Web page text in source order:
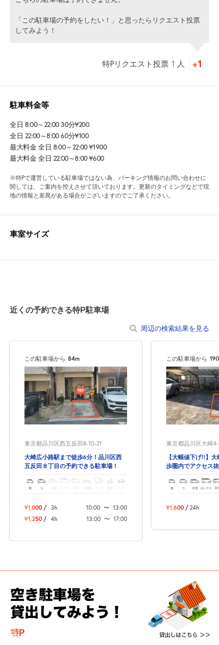
「この駐車場の予約をしたい！」と思ったらリクエスト投票
してみよう！
特Pリクエスト投票 1 人
駐車料金等
全日 8:00～22:00 30分¥200
全日 22:00～8:00 60分¥100
最大料金 全日 8:00～22:00 ¥1900
最大料金 全日 22:00～8:00 ¥600
※特Pで運営している駐車場ではない為、パーキング情報のお問い合わせに
関しては、ご案内を控えさせて頂いております。更新のタイミングなどで現
地の情報と差異がある場合がございますのでご了承ください。
車室サイズ
近くの予約できる特P駐車場
周辺の検索結果を見る
この駐車場から 84m
東京都品川区西五反田8-10-21
大崎広小路駅まで徒歩6分！品川区西
五反田８丁目の予約できる駐車場！
軽 コ 中型 ボックス SUV 大型車 トラック バイク
¥1,000 / 3h 10:00 〜 13:00
¥1,250 / 4h 13:00 〜 17:00
この駐車場から
東京都品川区大崎
【大幅値下げ!!】
歩圏内でアクセス
軽 コ 中型 ボックス
¥1,600 / 24h